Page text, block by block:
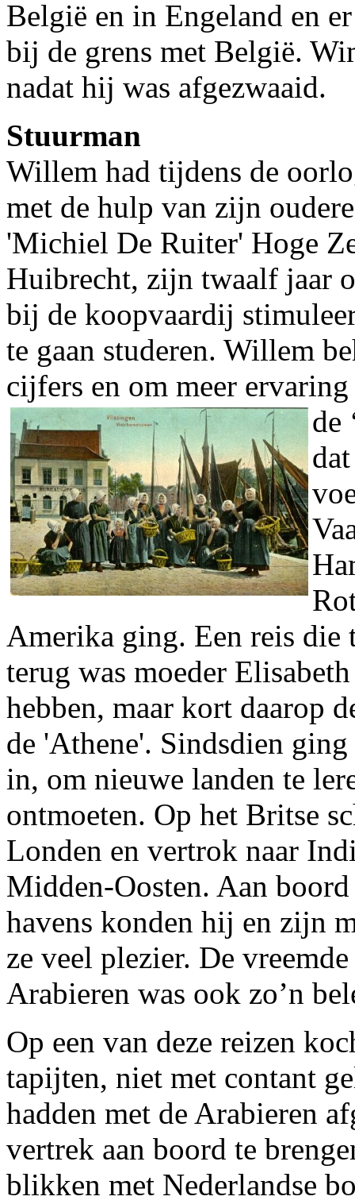
België en in Engeland en
bij de grens met België.
nadat hij was afgezwaaid.
Stuurman
Willem had tijdens de
met de hulp van zijn
'Michiel De Ruiter' Hoge
Huibrecht, zijn twaalf jaar
bij de koopvaardij
te gaan studeren. Willem
cijfers en om meer
de
Amerika ging. Een reis die
terug was moeder
hebben, maar kort daarop
de 'Athene'. Sindsdien
in, om nieuwe landen te
ontmoeten. Op het Britse
Londen en vertrok naar
Midden-Oosten. Aan
havens konden hij en zijn
ze veel plezier. De
Arabieren was ook zo’n
Op een van deze reizen
tapijten, niet met contant
hadden met de Arabieren
vertrek aan boord te
blikken met Nederlandse